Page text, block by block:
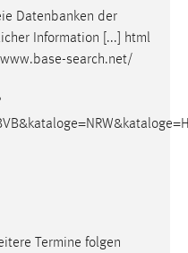
Datenbanken der
Information [...] html
search.net/
Termine folgen